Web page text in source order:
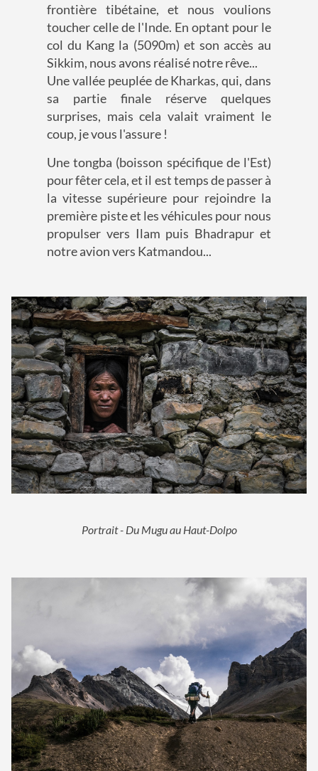
frontière tibétaine, et nous voulions
toucher celle de l'Inde. En optant pour le
col du Kang la (5090m) et son accès au
Sikkim, nous avons réalisé notre rêve...
Une vallée peuplée de Kharkas, qui, dans
sa partie finale réserve quelques
surprises, mais cela valait vraiment le
coup, je vous l'assure !
Une tongba (boisson spécifique de l'Est)
pour fêter cela, et il est temps de passer à
la vitesse supérieure pour rejoindre la
première piste et les véhicules pour nous
propulser vers Ilam puis Bhadrapur et
notre avion vers Katmandou...
Portrait - Du Mugu au Haut-Dolpo